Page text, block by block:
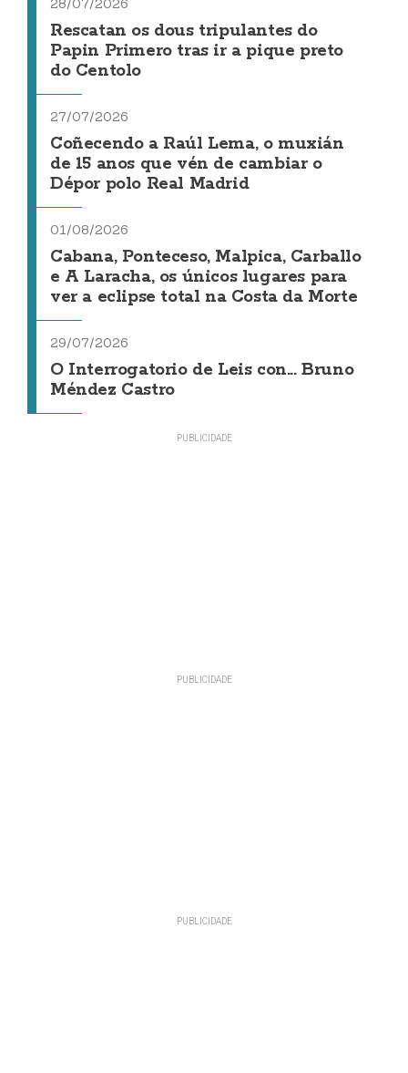
Rescatan os dous tripulantes do
Papin Primero tras ir a pique preto
do Centolo
27/07/2026
Coñecendo a Raúl Lema, o muxián
de 15 anos que vén de cambiar o
Dépor polo Real Madrid
01/08/2026
Cabana, Ponteceso, Malpica, Carballo
e A Laracha, os únicos lugares para
ver a eclipse total na Costa da Morte
29/07/2026
O Interrogatorio de Leis con... Bruno
Méndez Castro